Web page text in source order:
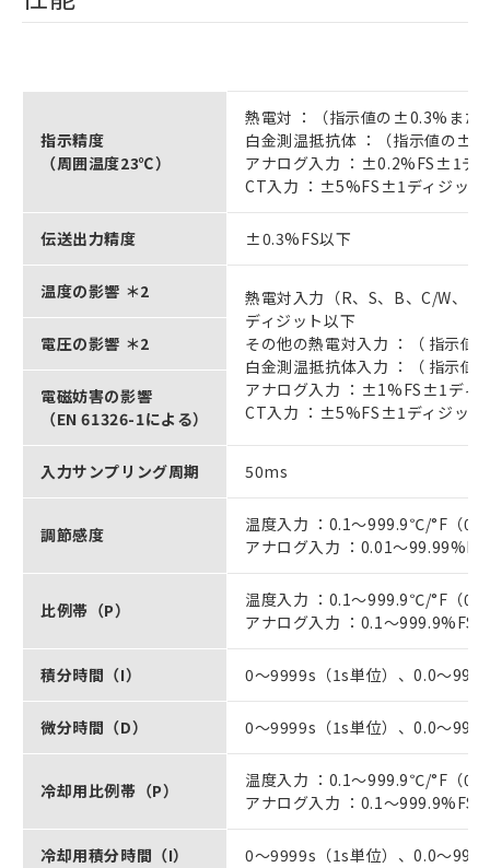
指示精度
（周囲温度23℃）
熱電対 ：（指示値の±0.3%ま
白金測温抵抗体 ：（指示値の
アナログ入力 ：±0.2%FS±1デ
CT入力 ：±5%FS±1ディジット
伝送出力精度 ±0.3%FS以下
温度の影響 ＊2
熱電対入力（R、S、B、C/W、
ディジット以下
その他の熱電対入力 ：（ 指示
白金測温抵抗体入力 ：（ 指示
アナログ入力 ：±1%FS±1ディ
CT入力 ：±5%FS±1ディジット
電圧の影響 ＊2
電磁妨害の影響
（EN 61326-1による）
入力サンプリング周期 50ms
調節感度
温度入力 ：0.1～999.9℃/°F（
アナログ入力 ：0.01～
比例帯（P）
温度入力 ：0.1～999.9℃/°F（
アナログ入力 ：0.1～999.9%FS
積分時間（I） 0～9999s（1s単位）、0.0～
微分時間（D） 0～9999s（1s単位）、0.0～
冷却用比例帯（P）
温度入力 ：0.1～999.9℃/°F（
アナログ入力 ：0.1～999.9%FS
冷却用積分時間（I） 0～9999s（1s単位）、0.0～